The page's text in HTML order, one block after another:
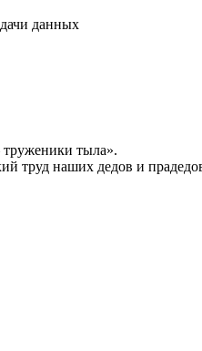
данных
тыла».
труд наших дедов и